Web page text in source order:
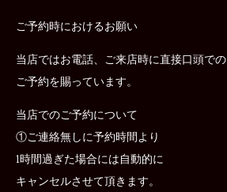
ご予約時におけるお願い
当店ではお電話、ご来店時に直接口頭での
ご予約を賜っています。
当店でのご予約について
①ご連絡無しに予約時間より
1時間過ぎた場合には自動的に
キャンセルさせて頂きます。